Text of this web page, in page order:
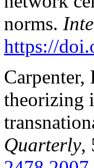
norms.
https://
Carpenter,
theorizing
Quarterly,